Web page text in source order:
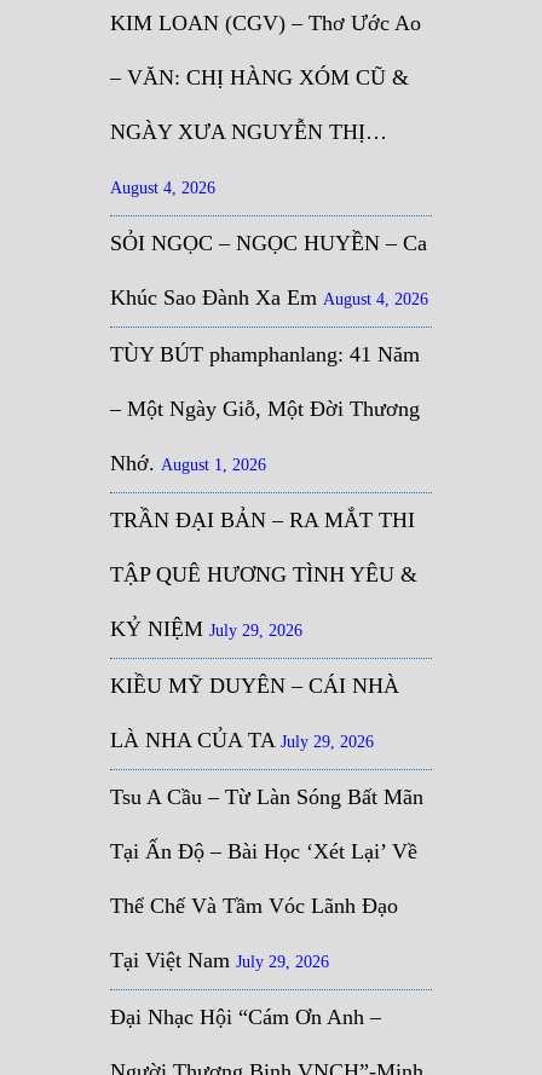
KIM LOAN (CGV) – Thơ Ước Ao
– VĂN: CHỊ HÀNG XÓM CŨ &
NGÀY XƯA NGUYỄN THỊ…
August 4, 2026
SỎI NGỌC – NGỌC HUYỀN – Ca
Khúc Sao Đành Xa Em August 4, 2026
TÙY BÚT phamphanlang: 41 Năm
– Một Ngày Giỗ, Một Đời Thương
Nhớ. August 1, 2026
TRẦN ĐẠI BẢN – RA MẮT THI
TẬP QUÊ HƯƠNG TÌNH YÊU &
KỶ NIỆM July 29, 2026
KIỀU MỸ DUYÊN – CÁI NHÀ
LÀ NHA CỦA TA July 29, 2026
Tsu A Cầu – Từ Làn Sóng Bất Mãn
Tại Ấn Độ – Bài Học ‘Xét Lại’ Về
Thể Chế Và Tầm Vóc Lãnh Đạo
Tại Việt Nam July 29, 2026
Đại Nhạc Hội “Cám Ơn Anh –